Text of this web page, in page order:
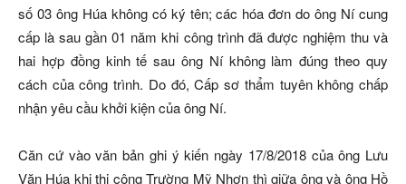
số 03 ông Húa không có ký tên; các hóa đơn do ông Ní cung
cấp là sau gần 01 năm khi công trình đã được nghiệm thu và
hai hợp đồng kinh tế sau ông Ní không làm đúng theo quy
cách của công trình. Do đó, Cấp sơ thẩm tuyên không chấp
nhận yêu cầu khởi kiện của ông Ní.
Căn cứ vào văn bản ghi ý kiến ngày 17/8/2018 của ông Lưu
Văn Húa khi thi công Trường Mỹ Nhơn thì giữa ông và ông Hồ